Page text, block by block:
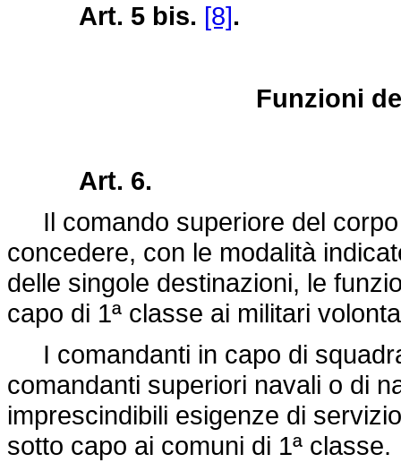
Art. 5 bis. [8].
Funzioni
Art. 6.
Il comando superiore del corpo
concedere, con le modalità
delle singole destinazioni, le
capo di 1ª classe ai militari
I comandanti in capo di
comandanti superiori navali o di
imprescindibili esigenze di
sotto capo ai comuni di 1ª classe.